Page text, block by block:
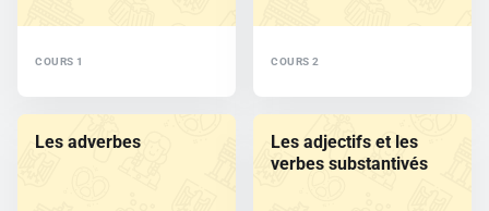
Pour profiter de 10 contenus offerts.
COURS 1 COURS 2
Les adverbes
Les adjectifs et les
verbes substantivés